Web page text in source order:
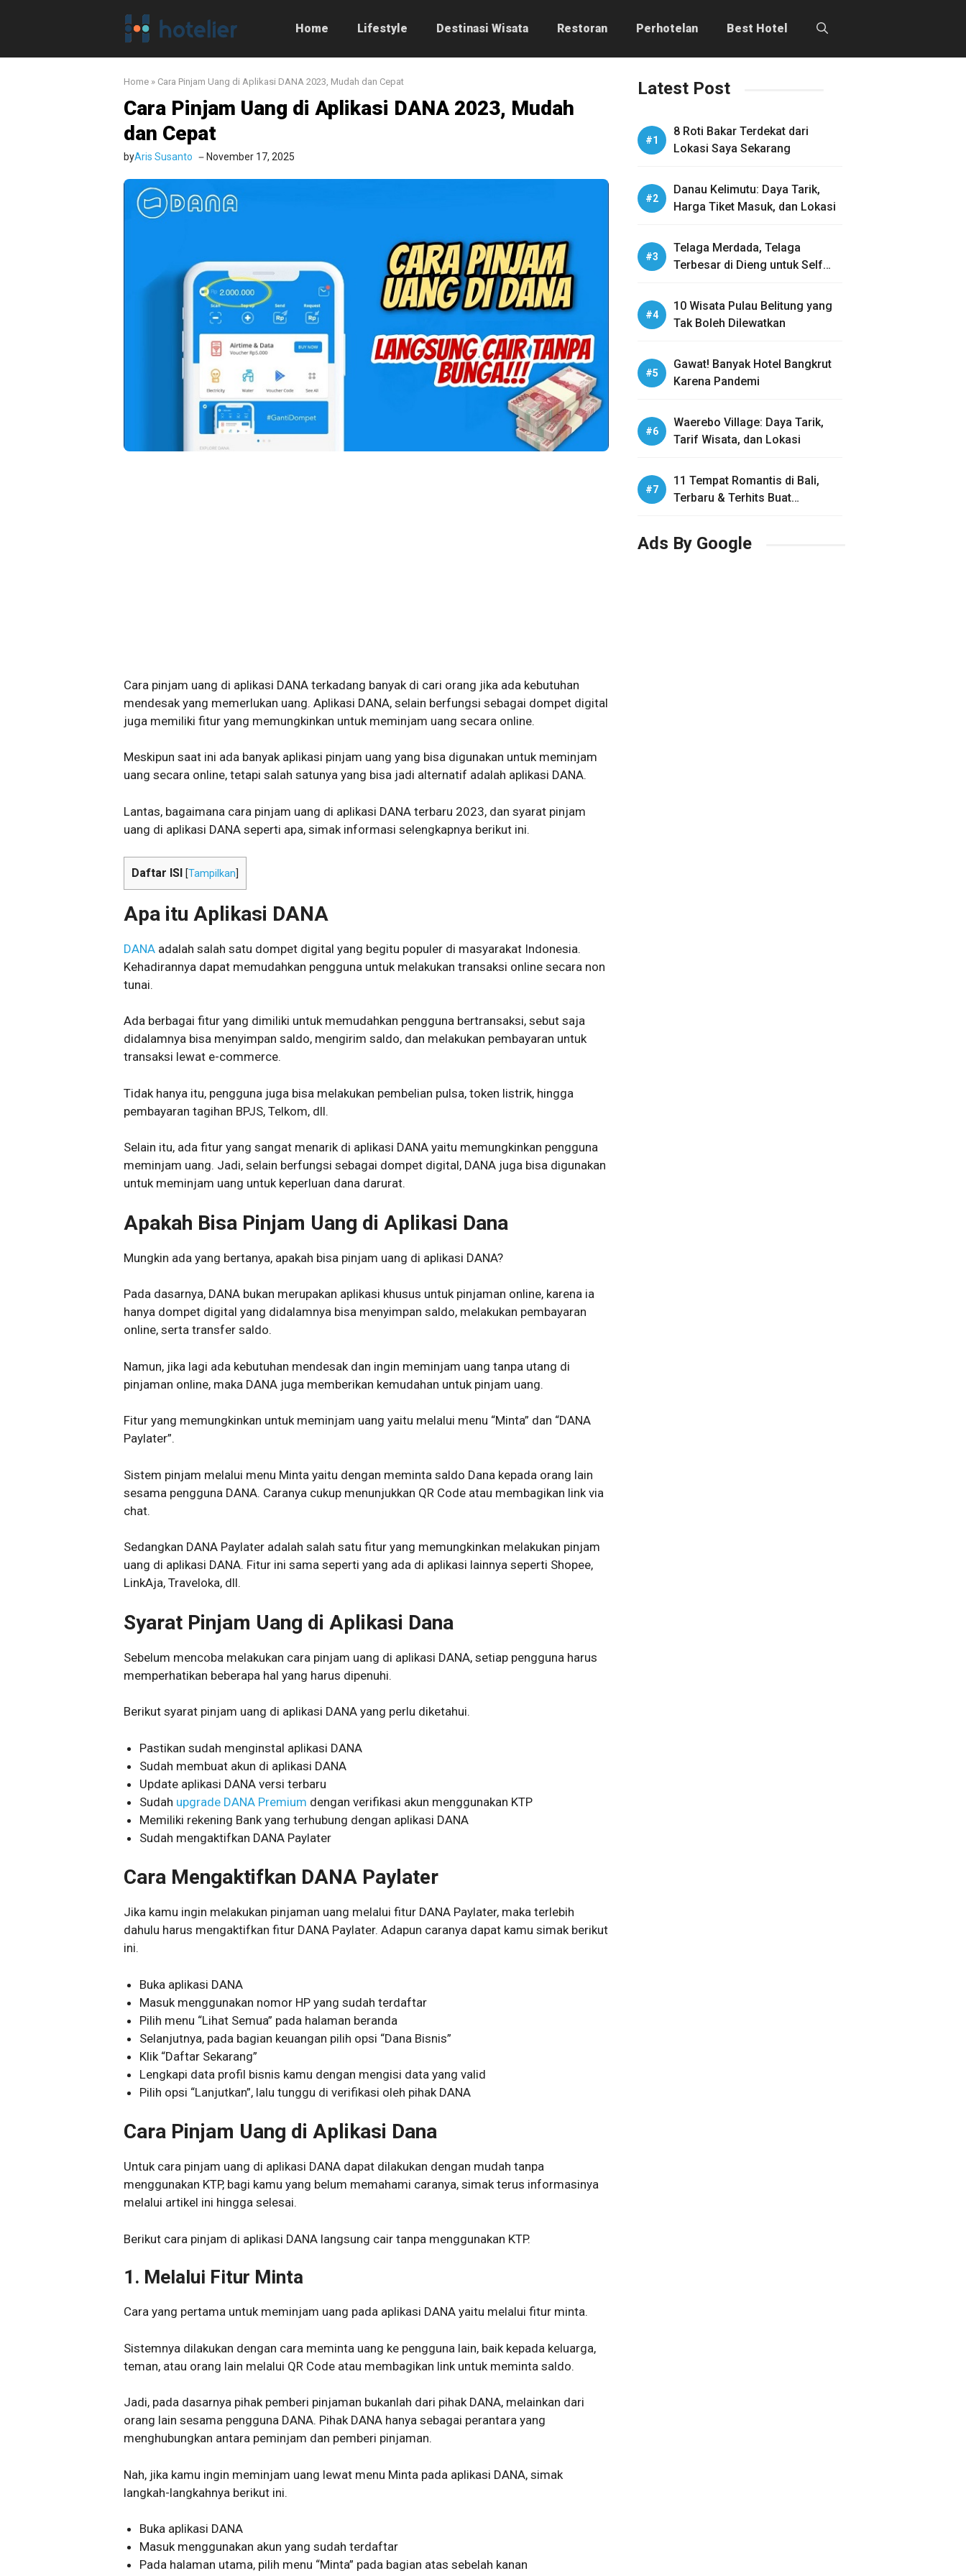
Home Lifestyle Destinasi Wisata Restoran Perhotelan Best Hotel
Home » Cara Pinjam Uang di Aplikasi DANA 2023, Mudah dan Cepat
Cara Pinjam Uang di Aplikasi DANA 2023, Mudah
dan Cepat
byAris Susanto November 17, 2025
Cara pinjam uang di aplikasi DANA terkadang banyak di cari orang jika ada kebutuhan
mendesak yang memerlukan uang. Aplikasi DANA, selain berfungsi sebagai dompet digital
juga memiliki fitur yang memungkinkan untuk meminjam uang secara online.
Meskipun saat ini ada banyak aplikasi pinjam uang yang bisa digunakan untuk meminjam
uang secara online, tetapi salah satunya yang bisa jadi alternatif adalah aplikasi DANA.
Lantas, bagaimana cara pinjam uang di aplikasi DANA terbaru 2023, dan syarat pinjam
uang di aplikasi DANA seperti apa, simak informasi selengkapnya berikut ini.
Daftar ISI Tampilkan
Apa itu Aplikasi DANA
DANA adalah salah satu dompet digital yang begitu populer di masyarakat Indonesia.
Kehadirannya dapat memudahkan pengguna untuk melakukan transaksi online secara non
tunai.
Ada berbagai fitur yang dimiliki untuk memudahkan pengguna bertransaksi, sebut saja
didalamnya bisa menyimpan saldo, mengirim saldo, dan melakukan pembayaran untuk
transaksi lewat e-commerce.
Tidak hanya itu, pengguna juga bisa melakukan pembelian pulsa, token listrik, hingga
pembayaran tagihan BPJS, Telkom, dll.
Selain itu, ada fitur yang sangat menarik di aplikasi DANA yaitu memungkinkan pengguna
meminjam uang. Jadi, selain berfungsi sebagai dompet digital, DANA juga bisa digunakan
untuk meminjam uang untuk keperluan dana darurat.
Apakah Bisa Pinjam Uang di Aplikasi Dana
Mungkin ada yang bertanya, apakah bisa pinjam uang di aplikasi DANA?
Pada dasarnya, DANA bukan merupakan aplikasi khusus untuk pinjaman online, karena ia
hanya dompet digital yang didalamnya bisa menyimpan saldo, melakukan pembayaran
online, serta transfer saldo.
Namun, jika lagi ada kebutuhan mendesak dan ingin meminjam uang tanpa utang di
pinjaman online, maka DANA juga memberikan kemudahan untuk pinjam uang.
Fitur yang memungkinkan untuk meminjam uang yaitu melalui menu “Minta” dan “DANA
Paylater”.
Sistem pinjam melalui menu Minta yaitu dengan meminta saldo Dana kepada orang lain
sesama pengguna DANA. Caranya cukup menunjukkan QR Code atau membagikan link via
chat.
Sedangkan DANA Paylater adalah salah satu fitur yang memungkinkan melakukan pinjam
uang di aplikasi DANA. Fitur ini sama seperti yang ada di aplikasi lainnya seperti Shopee,
LinkAja, Traveloka, dll.
Syarat Pinjam Uang di Aplikasi Dana
Sebelum mencoba melakukan cara pinjam uang di aplikasi DANA, setiap pengguna harus
memperhatikan beberapa hal yang harus dipenuhi.
Berikut syarat pinjam uang di aplikasi DANA yang perlu diketahui.
Pastikan sudah menginstal aplikasi DANA
Sudah membuat akun di aplikasi DANA
Update aplikasi DANA versi terbaru
Sudah upgrade DANA Premium dengan verifikasi akun menggunakan KTP
Memiliki rekening Bank yang terhubung dengan aplikasi DANA
Sudah mengaktifkan DANA Paylater
Cara Mengaktifkan DANA Paylater
Jika kamu ingin melakukan pinjaman uang melalui fitur DANA Paylater, maka terlebih
dahulu harus mengaktifkan fitur DANA Paylater. Adapun caranya dapat kamu simak berikut
ini.
Buka aplikasi DANA
Masuk menggunakan nomor HP yang sudah terdaftar
Pilih menu “Lihat Semua” pada halaman beranda
Selanjutnya, pada bagian keuangan pilih opsi “Dana Bisnis”
Klik “Daftar Sekarang”
Lengkapi data profil bisnis kamu dengan mengisi data yang valid
Pilih opsi “Lanjutkan”, lalu tunggu di verifikasi oleh pihak DANA
Cara Pinjam Uang di Aplikasi Dana
Untuk cara pinjam uang di aplikasi DANA dapat dilakukan dengan mudah tanpa
menggunakan KTP, bagi kamu yang belum memahami caranya, simak terus informasinya
melalui artikel ini hingga selesai.
Berikut cara pinjam di aplikasi DANA langsung cair tanpa menggunakan KTP.
1. Melalui Fitur Minta
Cara yang pertama untuk meminjam uang pada aplikasi DANA yaitu melalui fitur minta.
Sistemnya dilakukan dengan cara meminta uang ke pengguna lain, baik kepada keluarga,
teman, atau orang lain melalui QR Code atau membagikan link untuk meminta saldo.
Jadi, pada dasarnya pihak pemberi pinjaman bukanlah dari pihak DANA, melainkan dari
orang lain sesama pengguna DANA. Pihak DANA hanya sebagai perantara yang
menghubungkan antara peminjam dan pemberi pinjaman.
Nah, jika kamu ingin meminjam uang lewat menu Minta pada aplikasi DANA, simak
langkah-langkahnya berikut ini.
Buka aplikasi DANA
Masuk menggunakan akun yang sudah terdaftar
Pada halaman utama, pilih menu “Minta” pada bagian atas sebelah kanan
Latest Post
8 Roti Bakar Terdekat dari
Lokasi Saya Sekarang
Danau Kelimutu: Daya Tarik,
Harga Tiket Masuk, dan Lokasi
Telaga Merdada, Telaga
Terbesar di Dieng untuk Self
10 Wisata Pulau Belitung yang
Tak Boleh Dilewatkan
Gawat! Banyak Hotel Bangkrut
Karena Pandemi
Waerebo Village: Daya Tarik,
Tarif Wisata, dan Lokasi
11 Tempat Romantis di Bali,
Terbaru & Terhits Buat
Ads By Google